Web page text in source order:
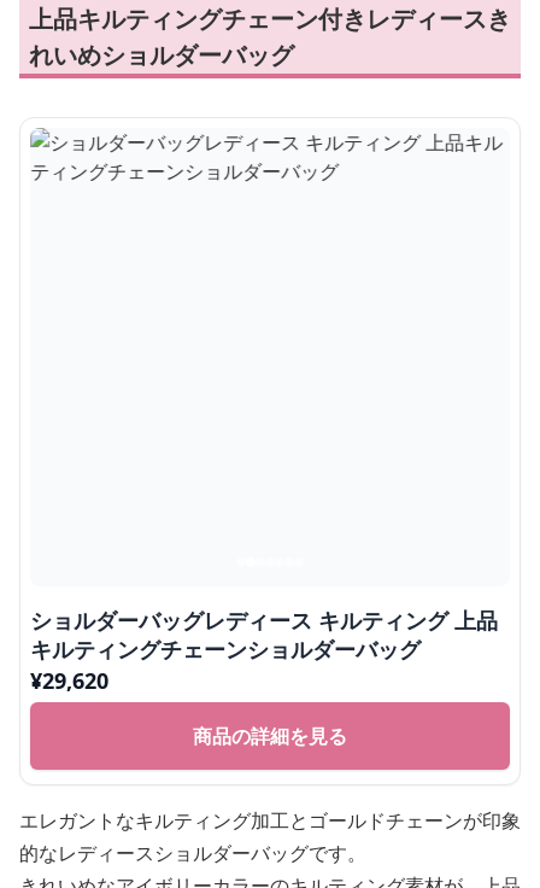
上品キルティングチェーン付きレディースき
れいめショルダーバッグ
ショルダーバッグレディース キルティング 上品
キルティングチェーンショルダーバッグ
¥29,620
商品の詳細を見る
エレガントなキルティング加工とゴールドチェーンが印象
的なレディースショルダーバッグです。